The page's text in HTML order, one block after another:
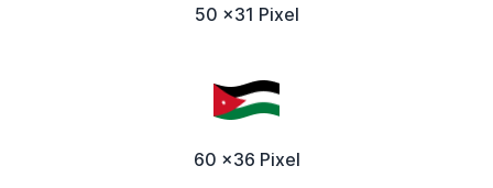
50 x31 Pixel
60 x36 Pixel